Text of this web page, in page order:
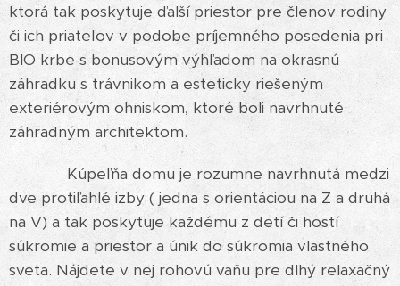
ktorá tak poskytuje ďalší priestor pre členov rodiny
či ich priateľov v podobe príjemného posedenia pri
BIO krbe s bonusovým výhľadom na okrasnú
záhradku s trávnikom a esteticky riešeným
exteriérovým ohniskom, ktoré boli navrhnuté
záhradným architektom.
Kúpeľňa domu je rozumne navrhnutá medzi
dve protiľahlé izby ( jedna s orientáciou na Z a druhá
na V) a tak poskytuje každému z detí či hostí
súkromie a priestor a únik do súkromia vlastného
sveta. Nájdete v nej rohovú vaňu pre dlhý relaxačný